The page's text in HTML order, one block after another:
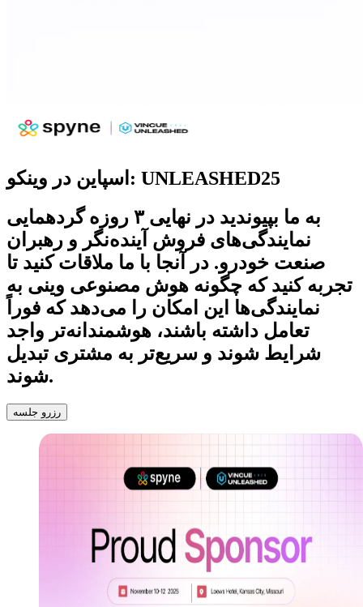
اسپاین در وینکو: UNLEASHED25
به ما بپیوندید در نهایی ۳ روزه
گردهمایی
نمایندگی‌های فروش آینده‌نگر و رهبران
صنعت خودرو. در آنجا با ما ملاقات کنید تا
تجربه کنید که چگونه هوش مصنوعی وینی به
نمایندگی‌ها این امکان را می‌دهد که فوراً
تعامل داشته باشند، هوشمندانه‌تر واجد
شرایط شوند و سریع‌تر به مشتری تبدیل
شوند.
رزرو جلسه